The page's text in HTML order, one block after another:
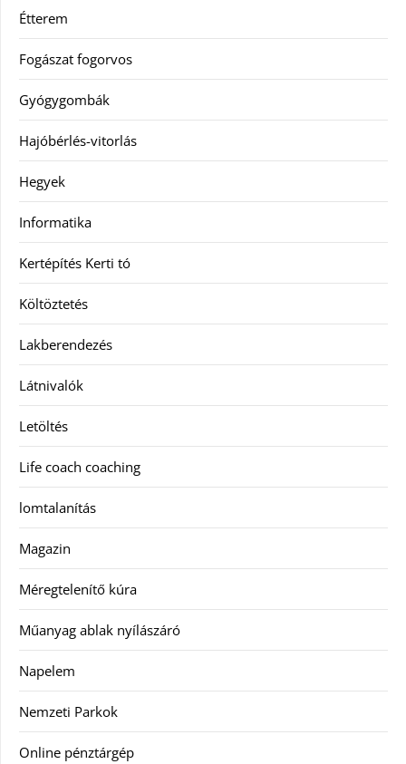
Étterem
Fogászat fogorvos
Gyógygombák
Hajóbérlés-vitorlás
Hegyek
Informatika
Kertépítés Kerti tó
Költöztetés
Lakberendezés
Látnivalók
Letöltés
Life coach coaching
lomtalanítás
Magazin
Méregtelenítő kúra
Műanyag ablak nyílászáró
Napelem
Nemzeti Parkok
Online pénztárgép